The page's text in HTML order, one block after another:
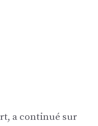
a continué sur